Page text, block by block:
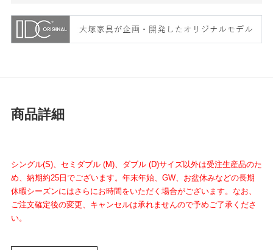
商品詳細
シングル(S)、セミダブル (M)、ダブル (D)サイズ以外は受注生産品のた
め、納期約25日でございます。年末年始、GW、お盆休みなどの長期
休暇シーズンにはさらにお時間をいただく場合がございます。なお、
ご注文確定後の変更、キャンセルは承れませんので予めご了承くださ
い。